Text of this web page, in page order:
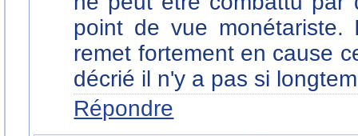
point de vue
remet fortement en cause
décrié il n'y a pas si
Répondre